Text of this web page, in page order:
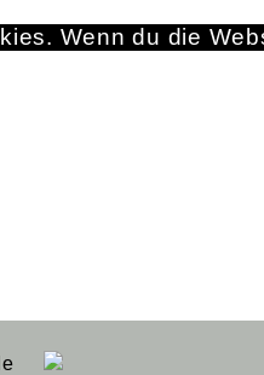
Wenn du die